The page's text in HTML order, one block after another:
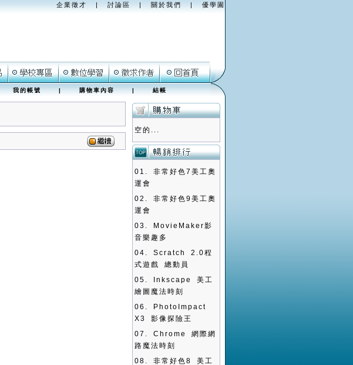
企業徵才 | 討論區 | 關於我們 | 優學園
我的帳號|購物車內容|結帳
空的...
01. 非常好色7美工奧
運會
02. 非常好色9美工奧
運會
03.
MovieMaker影
音樂趣多
04. Scratch 2.0程
式遊戲 總動員
05.
Inkscape 美工
繪圖魔法時刻
06.
PhotoImpact
X3 影像探險王
07. Chrome 網際網
路魔法時刻
08. 非常好色8 美工